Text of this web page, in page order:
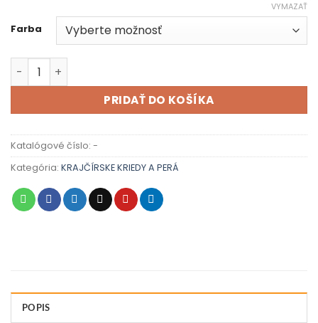
Farba
VYMAZAŤ
množstvo KRAJČÍRSKA KRIEDA
PRIDAŤ DO KOŠÍKA
Katalógové číslo: -
Kategória: KRAJČÍRSKE KRIEDY A PERÁ
POPIS